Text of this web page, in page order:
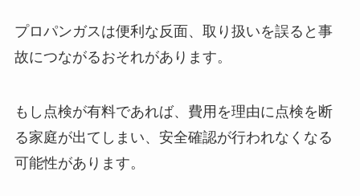
プロパンガスは便利な反面、取り扱いを誤ると事
故につながるおそれがあります。
もし点検が有料であれば、費用を理由に点検を断
る家庭が出てしまい、安全確認が行われなくなる
可能性があります。